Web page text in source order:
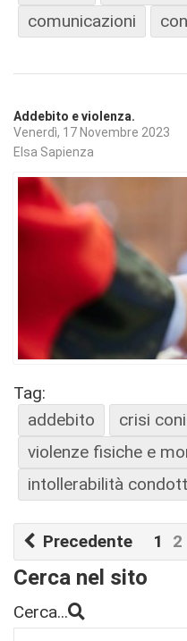
comunicazioni
Addebito e violenza.
Venerdì, 17 Novembre 2023
Elsa Sapienza
Tag:
addebito
crisi
violenze fisiche e
intollerabilità
Precedente 1 2
Cerca nel sito
Cerca...